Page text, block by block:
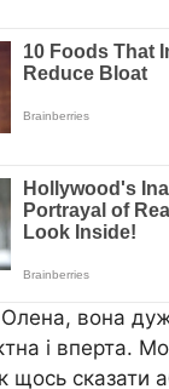
Олена, вона
і вперта.
сказати